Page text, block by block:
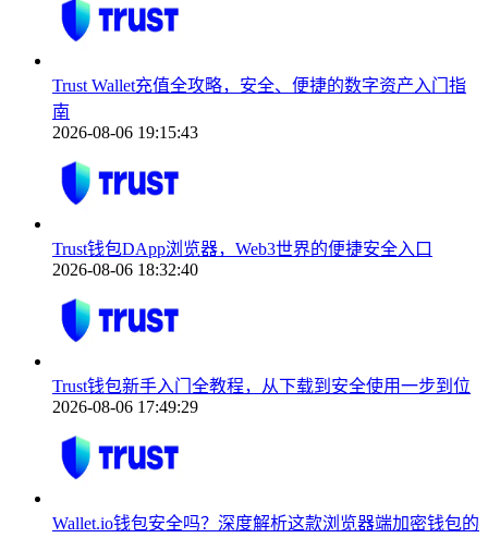
Trust Wallet充值全攻略，安全、便捷的数字资产入门指
南
2026-08-06 19:15:43
Trust钱包DApp浏览器，Web3世界的便捷安全入口
2026-08-06 18:32:40
Trust钱包新手入门全教程，从下载到安全使用一步到位
2026-08-06 17:49:29
Wallet.io钱包安全吗？深度解析这款浏览器端加密钱包的